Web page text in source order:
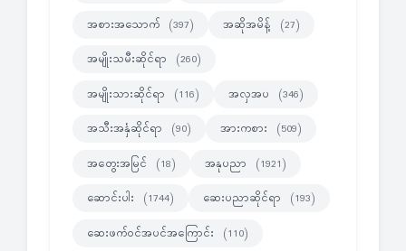
အစားအသောက် (397) အဆိုအမိန့် (27)
အမျိုးသမီးဆိုင်ရာ (260)
အမျိုးသားဆိုင်ရာ (116) အလှအပ (346)
အသီးအနှံဆိုင်ရာ (90) အားကစား (509)
အတွေးအမြင် (18) အနုပညာ (1921)
ဆောင်းပါး (1744) ဆေးပညာဆိုင်ရာ (193)
ဆေးဖက်ဝင်အပင်အကြောင်း (110)